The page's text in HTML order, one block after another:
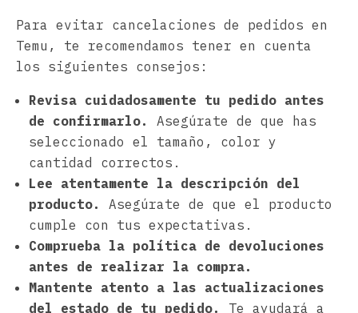
Para evitar cancelaciones de pedidos en
Temu, te recomendamos tener en cuenta
los siguientes consejos:
Revisa cuidadosamente tu pedido antes
de confirmarlo.
Asegúrate de que has
seleccionado el tamaño, color y
cantidad correctos.
Lee atentamente la descripción del
producto.
Asegúrate de que el producto
cumple con tus expectativas.
Comprueba la política de devoluciones
antes de realizar la compra.
Mantente atento a las actualizaciones
del estado de tu pedido.
Te ayudará a